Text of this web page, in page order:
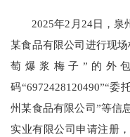
2025年2月24日，泉
某食品有限公司进行现
萄爆浆梅子”的外
码“6972428120490”“委
州某食品有限公司”等信
实业有限公司申请注册